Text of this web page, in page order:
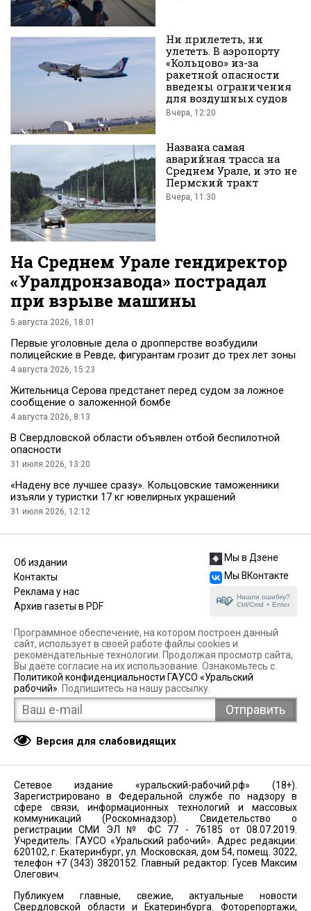
во
Вконтакте
Ни прилететь, ни
улететь. В аэропорту
«Кольцово» из-за
ракетной опасности
введены ограничения
для воздушных судов
Вчера, 12:20
Названа самая
аварийная трасса на
Среднем Урале, и это не
Пермский тракт
Вчера, 11:30
На Среднем Урале гендиректор
«Уралдронзавода» пострадал
при взрыве машины
5 августа 2026, 18:01
Первые уголовные дела о дропперстве возбудили
полицейские в Ревде, фигурантам грозит до трех лет зоны
4 августа 2026, 15:23
Жительница Серова предстанет перед судом за ложное
сообщение о заложенной бомбе
4 августа 2026, 8:13
В Свердловской области объявлен отбой беспилотной
опасности
31 июля 2026, 13:20
«Надену все лучшее сразу». Кольцовские таможенники
изъяли у туристки 17 кг ювелирных украшений
31 июля 2026, 12:12
Об издании
Контакты
Реклама у нас
Архив газеты в PDF
Мы в Дзене
Мы ВКонтакте
Нашли ошибку?
Ctrl/Cmd + Enter
Программное обеспечение, на котором построен данный
сайт, использует в своей работе файлы cookies и
рекомендательные технологии. Продолжая просмотр сайта,
Вы даёте согласие на их использование. Ознакомьтесь с
Политикой конфиденциальности ГАУСО «Уральский
рабочий» . Подпишитесь на нашу рассылку.
Версия для слабовидящих
Сетевое издание «уральский-рабочий.рф» (18+).
Зарегистрировано в Федеральной службе по надзору в
сфере связи, информационных технологий и массовых
коммуникаций (Роскомнадзор). Свидетельство о
регистрации СМИ ЭЛ № ФС 77 - 76185 от 08.07.2019.
Учредитель: ГАУСО «Уральский рабочий». Адрес редакции:
620102, г. Екатеринбург, ул. Московская, дом 54, помещ. 3022,
телефон +7 (343) 3820152. Главный редактор: Гусев Максим
Олегович.
Публикуем главные, свежие, актуальные новости
Свердловской области и Екатеринбурга. Фоторепортажи,